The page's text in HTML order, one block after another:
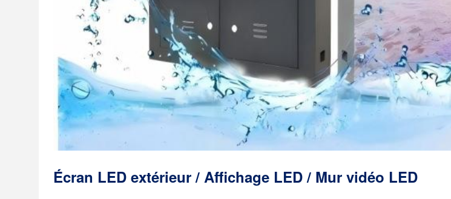
Écran LED extérieur / Affichage LED / Mur vidéo LED